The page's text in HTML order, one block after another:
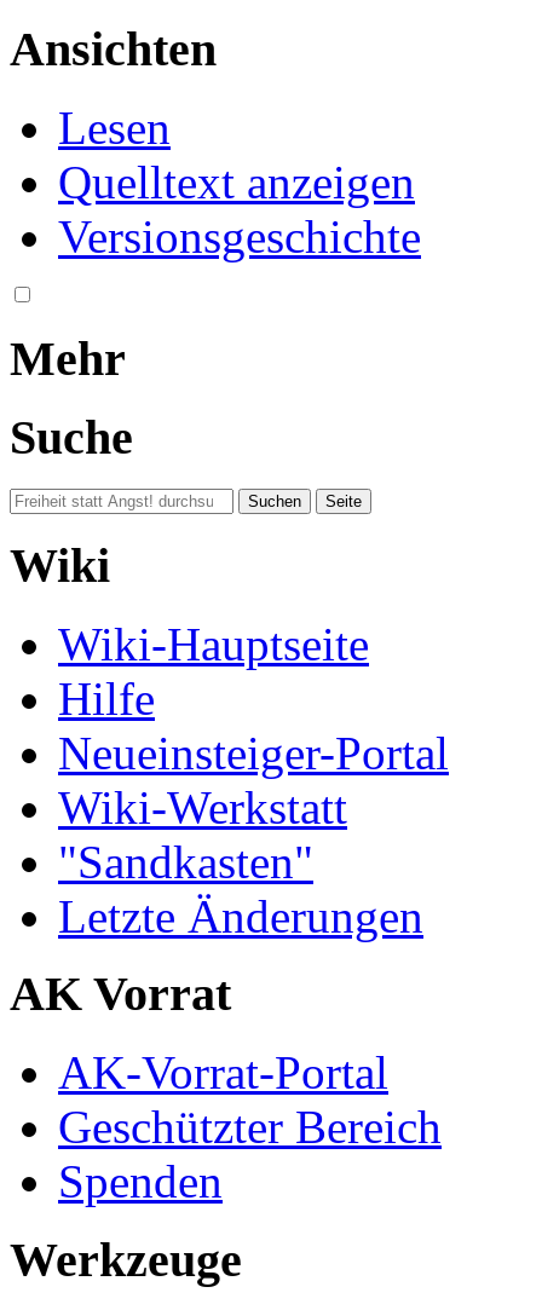
Ansichten
Lesen
Quelltext anzeigen
Versionsgeschichte
Mehr
Suche
Wiki
Wiki-Hauptseite
Hilfe
Neueinsteiger-Portal
Wiki-Werkstatt
"Sandkasten"
Letzte Änderungen
AK Vorrat
AK-Vorrat-Portal
Geschützter Bereich
Spenden
Werkzeuge